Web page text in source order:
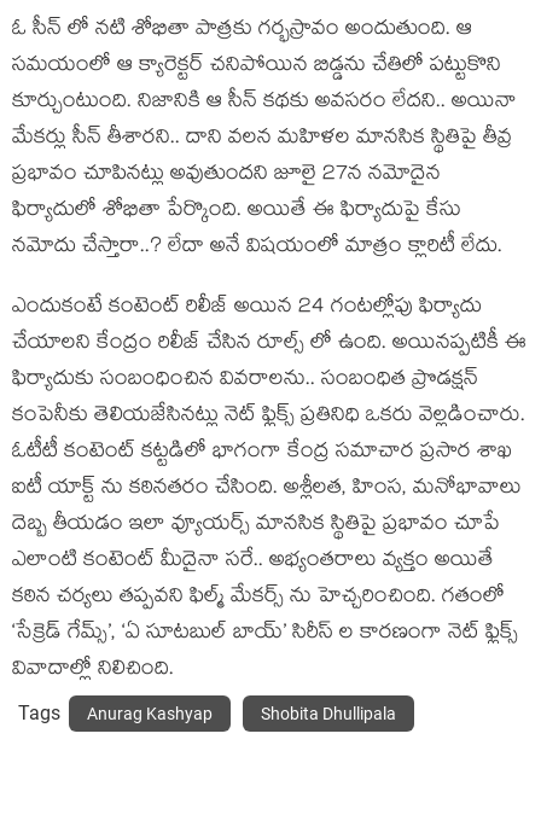
ఓ సీన్ లో నటి శోభితా పాత్రకు గర్భస్రావం అందుతుంది. ఆ
సమయంలో ఆ క్యారెక్టర్ చనిపోయిన బిడ్డను చేతిలో పట్టుకొని
కూర్చుంటుంది. నిజానికి ఆ సీన్ కథకు అవసరం లేదని.. అయినా
మేకర్లు సీన్ తీశారని.. దాని వలన మహిళల మానసిక స్థితిపై తీవ్ర
ప్రభావం చూపినట్లు అవుతుందని జూలై 27న నమోదైన
ఫిర్యాదులో శోభితా పేర్కొంది. అయితే ఈ ఫిర్యాదుపై కేసు
నమోదు చేస్తారా..? లేదా అనే విషయంలో మాత్రం క్లారిటీ లేదు.
ఎందుకంటే కంటెంట్ రిలీజ్ అయిన 24 గంటల్లోపు ఫిర్యాదు
చేయాలని కేంద్రం రిలీజ్ చేసిన రూల్స్ లో ఉంది. అయినప్పటికీ ఈ
ఫిర్యాదుకు సంబంధించిన వివరాలను.. సంబంధిత ప్రొడక్షన్
కంపెనీకు తెలియజేసినట్లు నెట్ ఫ్లిక్స్ ప్రతినిధి ఒకరు వెల్లడించారు.
ఓటీటీ కంటెంట్ కట్టడిలో భాగంగా కేంద్ర సమాచార ప్రసార శాఖ
ఐటీ యాక్ట్ ను కఠినతరం చేసింది. అశ్లీలత, హింస, మనోభావాలు
దెబ్బ తీయడం ఇలా వ్యూయర్స్ మానసిక స్థితిపై ప్రభావం చూపే
ఎలాంటి కంటెంట్ మీదైనా సరే.. అభ్యంతరాలు వ్యక్తం అయితే
కఠిన చర్యలు తప్పవని ఫిల్మ్ మేకర్స్ ను హెచ్చరించింది. గతంలో
‘సేక్రెడ్ గేమ్స్’, ‘ఏ సూటబుల్ బాయ్’ సిరీస్ ల కారణంగా నెట్ ఫ్లిక్స్
వివాదాల్లో నిలిచింది.
Tags Anurag Kashyap Shobita Dhullipala